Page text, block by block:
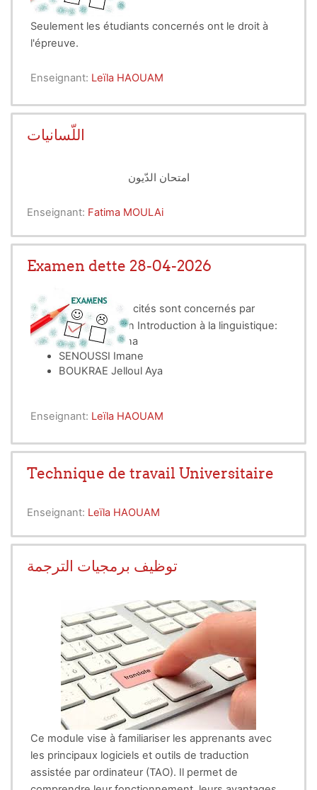
anglais 1 et 2)
Seulement les étudiants concernés ont le droit à
l'épreuve.
Enseignant: Leïla HAOUAM
اللّسانيات
امتحان الدّيون
Enseignant: Fatima MOULAi
Examen dette 28-04-2026
seulement les noms cités sont concernés par
l'examen de dette en Introduction à la linguistique:
BETAYEB Amina
SENOUSSI Imane
BOUKRAE Jelloul Aya
Enseignant: Leïla HAOUAM
Technique de travail Universitaire
Enseignant: Leïla HAOUAM
توظيف برمجيات الترجمة
Ce module vise à familiariser les apprenants avec
les principaux logiciels et outils de traduction
assistée par ordinateur (TAO). Il permet de